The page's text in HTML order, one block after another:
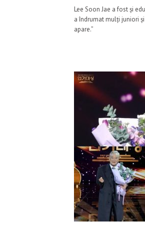
Lee Soon Jae a fost și
a îndrumat mulți juniori
apare.”